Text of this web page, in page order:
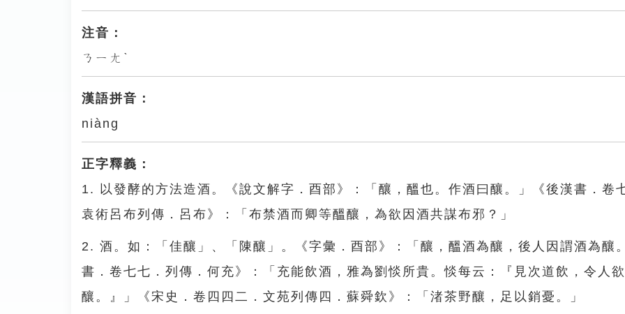
注音：
ㄋㄧㄤˋ
漢語拼音：
niàng
正字釋義：
1. 以發酵的方法造酒。《說文解字．酉部》：「釀，醞也。作酒曰釀。」《後漢書．卷
袁術呂布列傳．呂布》：「布禁酒而卿等醞釀，為欲因酒共謀布邪？」
2. 酒。如：「佳釀」、「陳釀」。《字彙．酉部》：「釀，醞酒為釀，後人因謂酒為釀
書．卷七七．列傳．何充》：「充能飲酒，雅為劉惔所貴。惔每云：『見次道飲，令人
釀。』」《宋史．卷四四二．文苑列傳四．蘇舜欽》：「渚茶野釀，足以銷憂。」